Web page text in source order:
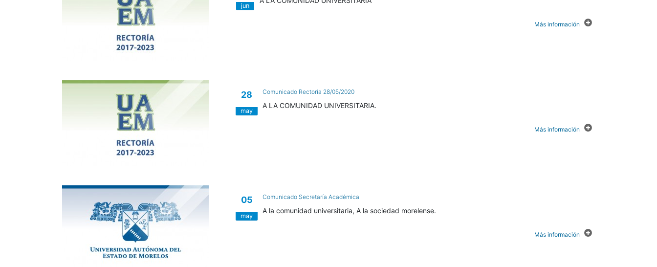
jun
28
may
Comunicado Rectoría 28/05/2020
A LA COMUNIDAD UNIVERSITARIA.
05
may
Comunicado Secretaría Académica
A la comunidad universitaria, A la sociedad morelense.